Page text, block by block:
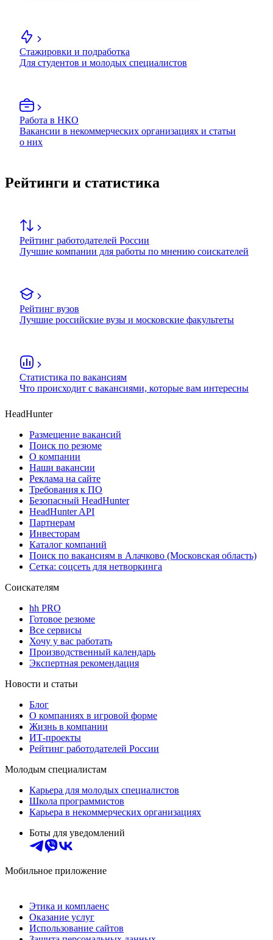
Стажировки и подработка
Для студентов и молодых специалистов
Работа в НКО
Вакансии в некоммерческих организациях и статьи
о них
Рейтинги и статистика
Рейтинг работодателей России
Лучшие компании для работы по мнению соискателей
Рейтинг вузов
Лучшие российские вузы и московские факультеты
Статистика по вакансиям
Что происходит с вакансиями, которые вам интересны
HeadHunter
Размещение вакансий
Поиск по резюме
О компании
Наши вакансии
Реклама на сайте
Требования к ПО
Безопасный HeadHunter
HeadHunter API
Партнерам
Инвесторам
Каталог компаний
Поиск по вакансиям в Алачково (Московская область)
Сетка: соцсеть для нетворкинга
Соискателям
hh PRO
Готовое резюме
Все сервисы
Хочу у вас работать
Производственный календарь
Экспертная рекомендация
Новости и статьи
Блог
О компаниях в игровой форме
Жизнь в компании
ИТ-проекты
Рейтинг работодателей России
Молодым специалистам
Карьера для молодых специалистов
Школа программистов
Карьера в некоммерческих организациях
Боты для уведомлений
Мобильное приложение
Этика и комплаенс
Оказание услуг
Использование сайтов